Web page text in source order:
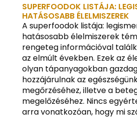
SUPERFOODOK LISTÁJA:
HATÁSOSABB ÉLELMISZEREK
A superfoodok listája:
hatásosabb élelmiszerek
rengeteg információval
az elmúlt években. Ezek az
olyan tápanyagokban
hozzájárulnak az
megőrzéséhez, illetve a
megelőzéséhez. Nincs
arra vonatkozóan, hogy mi